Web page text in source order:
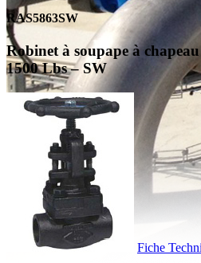
RAS5863SW
Robinet à soupape à
1500 Lbs – SW
Fiche